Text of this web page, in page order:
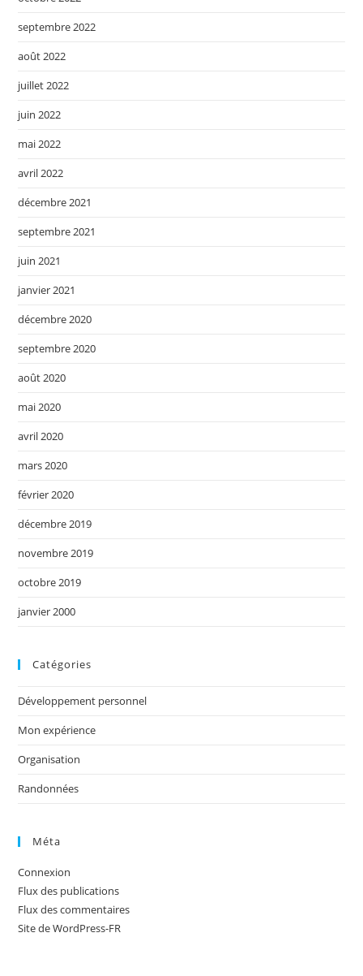
septembre 2022
août 2022
juillet 2022
juin 2022
mai 2022
avril 2022
décembre 2021
septembre 2021
juin 2021
janvier 2021
décembre 2020
septembre 2020
août 2020
mai 2020
avril 2020
mars 2020
février 2020
décembre 2019
novembre 2019
octobre 2019
janvier 2000
Catégories
Développement personnel
Mon expérience
Organisation
Randonnées
Méta
Connexion
Flux des publications
Flux des commentaires
Site de WordPress-FR